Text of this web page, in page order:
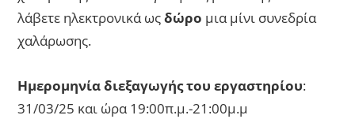
λάβετε ηλεκτρονικά ωςδώρο μια μίνι συνεδρία
χαλάρωσης.
Ημερομηνία διεξαγωγής του εργαστηρίου:
31/03/25 και ώρα 19:00π.μ.-21:00μ.μ